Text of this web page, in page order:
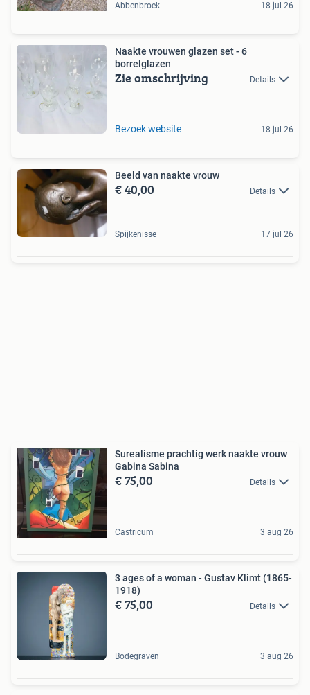
Abbenbroek 18 jul 26
Naakte vrouwen glazen set - 6
borrelglazen
Zie omschrijving Details
Bezoek website 18 jul 26
Beeld van naakte vrouw
€ 40,00 Details
Spijkenisse 17 jul 26
Surealisme prachtig werk naakte vrouw
Gabina Sabina
€ 75,00 Details
Castricum 3 aug 26
3 ages of a woman - Gustav Klimt (1865-
1918)
€ 75,00 Details
Bodegraven 3 aug 26